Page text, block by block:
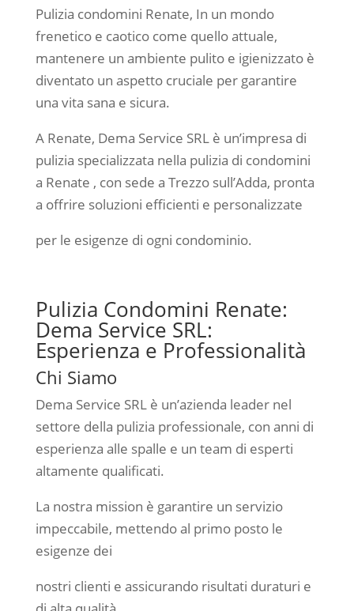
Pulizia condomini Renate, In un mondo
frenetico e caotico come quello attuale,
mantenere un ambiente pulito e igienizzato è
diventato un aspetto cruciale per garantire
una vita sana e sicura.
A Renate, Dema Service SRL è un’impresa di
pulizia specializzata nella pulizia di condomini
a Renate , con sede a Trezzo sull’Adda, pronta
a offrire soluzioni efficienti e personalizzate
per le esigenze di ogni condominio.
Pulizia Condomini Renate:
Dema Service SRL:
Esperienza e Professionalità
Chi Siamo
Dema Service SRL è un’azienda leader nel
settore della pulizia professionale, con anni di
esperienza alle spalle e un team di esperti
altamente qualificati.
La nostra mission è garantire un servizio
impeccabile, mettendo al primo posto le
esigenze dei
nostri clienti e assicurando risultati duraturi e